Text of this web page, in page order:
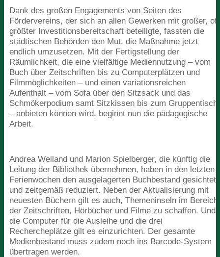
Dank des großen Engagements von Seiten des
Fördervereins, der sich an allen Gewerken mit großer, oft
größter Investitionsbereitschaft beteiligte, fassten die
städtischen Behörden den Mut, die Maßnahme jetzt
endlich umzusetzen. Mit der Fertigstellung der
Räumlichkeit, die eine vielfältige Mediennutzung – vom
Buch über Zeitschriften bis zu Computerplätzen und
Filmmöglichkeiten – und einen variationsreichen
Aufenthalt – vom Sofa über den Sitzsack und das
Schmökerpodium samt Sitzkissen bis zum Gruppentisch
– anbieten können wird, beginnt nun die pädagogische
Arbeit.
Andrea Weiland und Marion Spielberger, die künftig die
Leitung der Bibliothek übernehmen, haben in den letzten
Ferienwochen den ausgelagerten Buchbestand gesichtet
und zeitgemäß reduziert. Neben der Aktualisierung mit
neuesten Büchern gilt es auch, Themeninseln im Bereich
der Zeitschriften, Hörbücher und Filme zu schaffen. Und
die Computer für die Ausleihe und die drei
Rechercheplätze gilt es einzurichten. Der gesamte
Medienbestand muss zudem noch ins Barcode-System
übertragen werden.